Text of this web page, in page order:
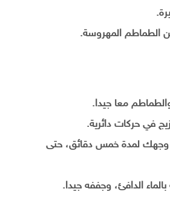
الطماطم المهروسة.
معا جيدا.
في حركات دائرية.
وجهك لمدة خمس دقائق، حتى
الدافئ، وجففه جيدا.